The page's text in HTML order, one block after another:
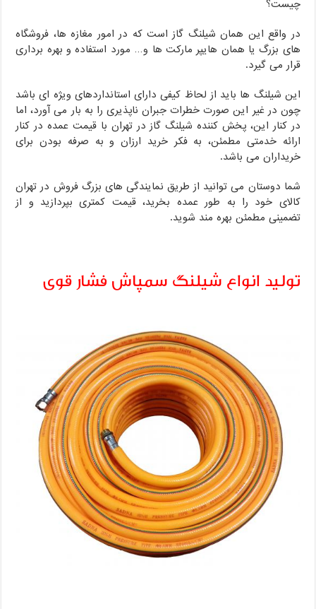
چیست؟
در واقع این همان شیلنگ گاز است که در امور مغازه ها، فروشگاه
های بزرگ یا همان هایپر مارکت ها و… مورد استفاده و بهره برداری
قرار می گیرد.
این شیلنگ ها باید از لحاظ کیفی دارای استانداردهای ویژه ای باشد
چون در غیر این صورت خطرات جبران ناپذیری را به بار می آورد، اما
در کنار این، پخش کننده شیلنگ گاز در تهران با قیمت عمده در کنار
ارائه خدمتی مطمئن، به فکر خرید ارزان و به صرفه بودن برای
خریداران می باشد.
شما دوستان می توانید از طریق نمایندگی های بزرگ فروش در تهران
کالای خود را به طور عمده بخرید، قیمت کمتری بپردازید و از
تضمینی مطمئن بهره مند شوید.
تولید انواع شیلنگ سمپاش فشار قوی